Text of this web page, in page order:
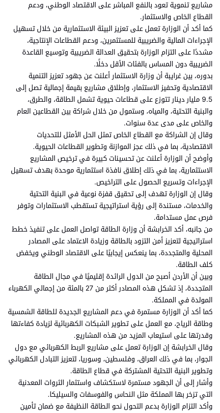
مشاريع تنموية تعود بالنفع المباشر على الاقتصاد الوطني، ودعم
القطاع الخاص والاستثمار.
كما أكد أن الوزارة تعمل على تعزيز البيئة الاستثمارية من خلال تسهيل
الإجراءات المالية والضريبية للمستثمرين، ودعم القطاعات الإنتاجية،
مشددًا على التزام الوزارة بتحقيق العدالة الضريبية وتوسيع القاعدة
الضريبية دون المساس بالفئات الأقل دخلًا.
بدوره، بين غرايبة أن وزارة الاستثمار أعلنت عن جهود تعزيز التنمية
الاقتصادية وتحفيز الاستثمار، وإطلاق مشاريع بقيمة إجمالية تصل إلى
9.5 مليار دينار تتوزع على قطاعات حيوية تشمل الطاقة، والطرق،
والبنية التحتية، والمياه، وستمول من خلال شراكة بين القطاعين العام
والخاص على مدى عدة سنوات.
وقال إن الشراكة مع القطاع الخاص تمثل الحل الأمثل للتحديات
الاقتصادية، بما في ذلك عجز الموازنة وتطوير القطاعات الحيوية.
وأوضح أن الوزارة أعلنت عن تحسينات كبيرة في ترخيص المشاريع
الاستثمارية، بما في ذلك إطلاق نافذة استثمارية موحدة بهدف تسهيل
الإجراءات وتسريع الحصول على التراخيص.
وقال إن الوزارة تهدف إلى تحقيق قفزة نوعية في البنية التحتية
والخدمات، مستندة إلى رؤية استراتيجية تستقطب الاستثمارات وتوفر
فرص عمل مستدامة.
من جانبه، أكد الخرابشة أن وزارة الطاقة تواصل العمل على تنفيذ خطط
استراتيجية لتعزيز أمن التزود بالطاقة وزيادة الاعتماد على المصادر
المحلية والمتجددة، بما ينعكس إيجابيًا على الاقتصاد الوطني ويخفض
كلف الطاقة.
وبين أن الأردن أصبح من الدول الرائدة إقليميًا في مجال الطاقة
المتجددة، إذ تشكل هذه المصادر أكثر من 27 بالمئة من إجمالي الكهرباء
المولدة في المملكة.
كما أكد أن الوزارة مستمرة في دعم المشاريع الجديدة للطاقة الشمسية
وطاقة الرياح، مع العمل على تطوير الشبكات الكهربائية لزيادة كفاءتها
وقدرتها على استيعاب المزيد من هذه المشاريع.
وقال الخرابشة إن الوزارة تعمل على مشاريع الربط الكهربائي مع دول
الجوار، بما في ذلك العراق، وفلسطين، وسوريا، لتعزيز التبادل الكهربائي
وتطوير البنية التحتية المشتركة في قطاع الطاقة.
وأشار إلى أن الجهود مستمرة لاستكشاف واستثمار الثروات المعدنية
التي تزخر بها المملكة مثل النحاس والفوسفات والسيليكا.
وأكد التزام الوزارة بدعم التحول نحو الطاقة النظيفة مع ضمان تأمين